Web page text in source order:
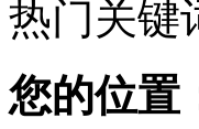
热门关键
您的位置